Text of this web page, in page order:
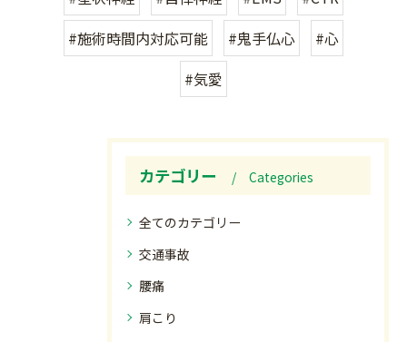
#施術時間内対応可能
#鬼手仏心
#心
#気愛
カテゴリー Categories
全てのカテゴリー
交通事故
腰痛
肩こり